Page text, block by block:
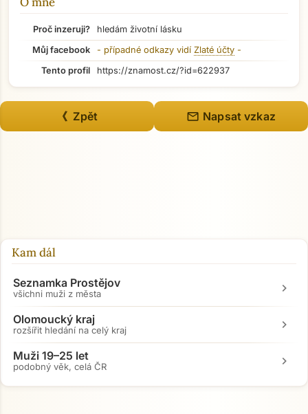
Proč inzeruji?
hledám životní lásku
Můj facebook
- případné odkazy vidí Zlaté účty -
Tento profil
https://znamost.cz/?id=622937
《 Zpět mail Napsat vzkaz
Kam dál
Seznamka Prostějov
všichni muži z města chevron_right
Olomoucký kraj
rozšířit hledání na celý kraj chevron_right
Muži 19–25 let
podobný věk, celá ČR chevron_right